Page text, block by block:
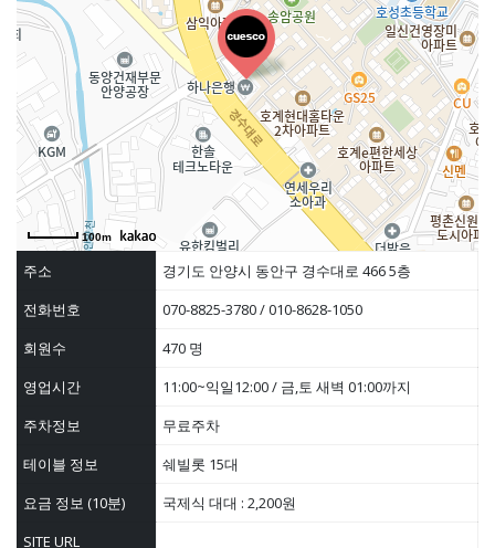
100m
주소
경기도 안양시 동안구 경수대로 466 5층
전화번호
070-8825-3780 / 010-8628-1050
회원수
470 명
영업시간
11:00~익일12:00 / 금,토 새벽 01:00까지
주차정보
무료주차
테이블 정보
쉐빌롯 15대
요금 정보 (10분)
국제식 대대 : 2,200원
SITE URL